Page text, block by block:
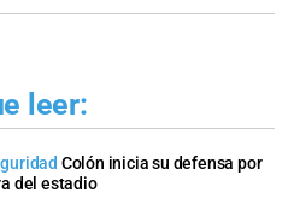
leer:
Colón inicia su defensa por
del estadio